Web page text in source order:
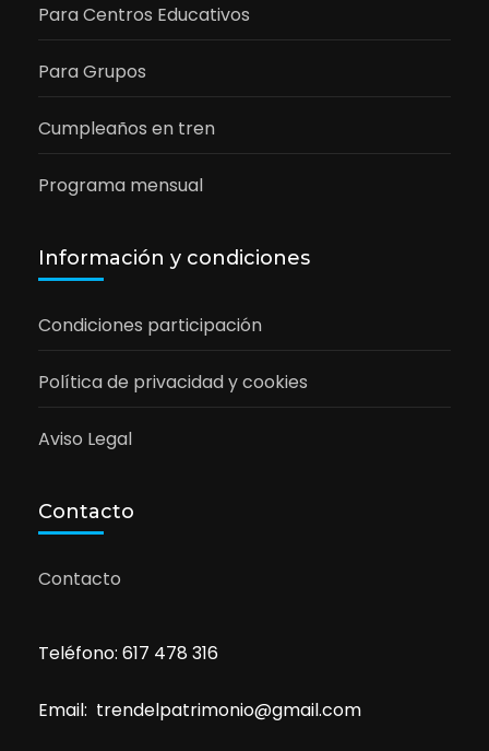
Para Centros Educativos
Para Grupos
Cumpleaños en tren
Programa mensual
Información y condiciones
Condiciones participación
Política de privacidad y cookies
Aviso Legal
Contacto
Contacto
Teléfono: 617 478 316
Email: trendelpatrimonio@gmail.com